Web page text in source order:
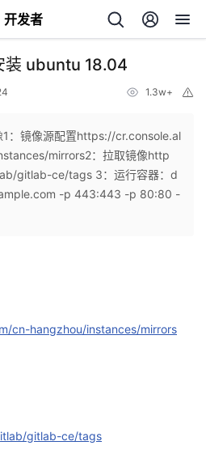
开发者
ubuntu 18.04
1.3w+
1：镜像源配置https://cr.console.al
mirrors2：拉取镜像http
gitlab-ce/tags 3：运行容器：d
-p 443:443 -p 80:80 -
cn-hangzhou/instances/mirrors
gitlab-ce/tags